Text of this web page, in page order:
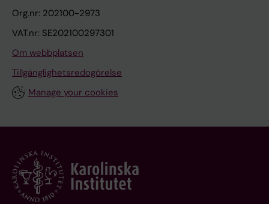
Org.nr: 202100-2973
VAT.nr: SE202100297301
Om webbplatsen
Tillgänglighetsredogörelse
Manage your cookies